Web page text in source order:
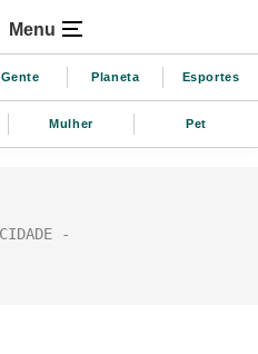
Menu
Gente Planeta Esportes
Mulher Pet